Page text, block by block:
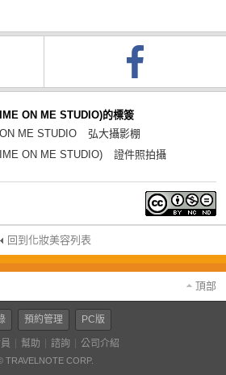
ON ME STUDIO)的標簽
ME STUDIO
弘大攝影棚
ON ME STUDIO)
證件照拍攝
回到化妝美容列表
頂部
預約管理 PC版
幫助 諮詢 公司介紹
TRAVELNOTE CORP.